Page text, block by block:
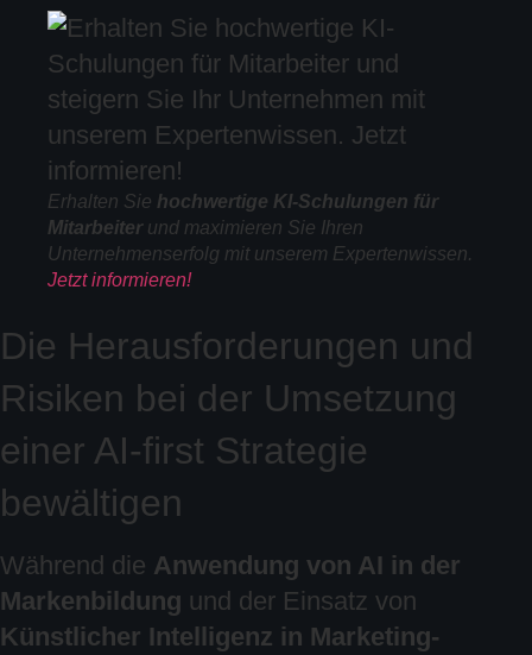
Erhalten Sie hochwertige KI-Schulungen für
Mitarbeiterund maximieren Sie Ihren
Unternehmenserfolg mit unserem Expertenwissen.
Jetzt informieren!
Die Herausforderungen und
Risiken bei der Umsetzung
einer AI-first Strategie
bewältigen
Während die Anwendung von AI in der
Markenbildung und der Einsatz von
Künstlicher Intelligenz in Marketing-